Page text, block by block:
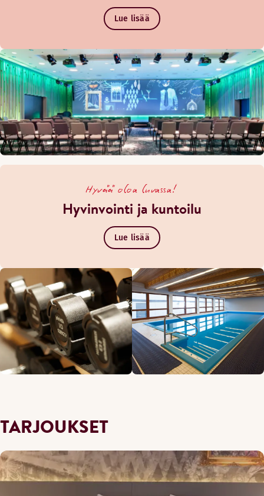
Lue lisää
Hyvää oloa luvassa!
Hyvinvointi ja kuntoilu
Lue lisää
TARJOUKSET